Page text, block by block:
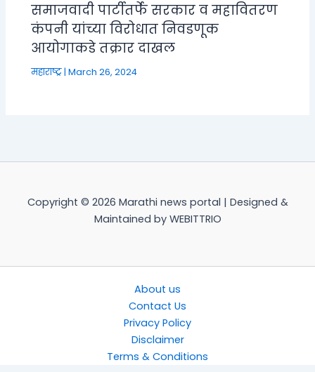
समाजवादी पार्टीतर्फे सरकार व महावितरण
कंपनी यांच्या विरोधात निवडणूक
आयोगाकडे तक्रार दाखल
महाराष्ट्र|March 26, 2024
Copyright © 2026 Marathi news portal | Designed &
Maintained by WEBITTRIO
About us
Contact Us
Privacy Policy
Disclaimer
Terms & Conditions